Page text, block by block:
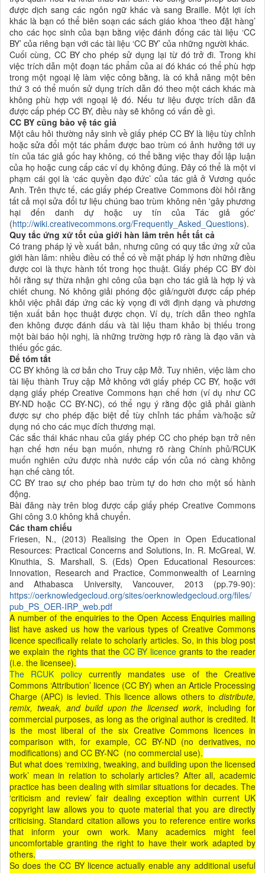
được dịch sang các ngôn ngữ khác và sang Braille. Một lợi ích
khác là bạn có thể biên soạn các sách giáo khoa ‘theo đặt hàng’
cho các học sinh của bạn bằng việc đánh đống các tài liệu ‘CC
BY’ của riêng bạn với các tài liệu ‘CC BY’ của những người khác.
Cuối cùng, CC BY cho phép sử dụng lại từ đó trở đi. Trong khi
việc trích dẫn một đoạn tác phẩm của ai đó khác có thể phù hợp
trong một ngoại lệ làm việc công bằng, là có khả năng một bên
thứ 3 có thể muốn sử dụng trích dẫn đó theo một cách khác mà
không phù hợp với ngoại lệ đó. Nếu tư liệu được trích dẫn đã
được cấp phép CC BY, điều này sẽ không có vấn đề gì.
CC BY cũng bảo vệ tác giả
Một câu hỏi thường nảy sinh về giấy phép CC BY là liệu tùy chỉnh
hoặc sửa đổi một tác phẩm được bao trùm có ảnh hưởng tới uy
tín của tác giả gốc hay không, có thể bằng việc thay đổi lập luận
của họ hoặc cung cấp các ví dụ không đúng. Đây có thể là một vi
phạm cái gọi là ‘các quyền đạo đức’ của tác giả ở Vương quốc
Anh. Trên thực tế, các giấy phép Creative Commons đòi hỏi rằng
tất cả mọi sửa đổi tư liệu chúng bao trùm không nên 'gây phương
hại đến danh dự hoặc uy tín của Tác giả gốc'
(http://wiki.creativecommons.org/Frequently_Asked_Questions).
Quy tắc ứng xử tốt của giới hàn lâm trên hết tất cả
Có trang pháp lý về xuất bản, nhưng cũng có quy tắc ứng xử của
giới hàn lâm: nhiều điều có thể có về mặt pháp lý hơn những điều
được coi là thực hành tốt trong học thuật. Giấy phép CC BY đòi
hỏi rằng sự thừa nhận ghi công của bạn cho tác giả là hợp lý và
chiết chung. Nó không giải phóng độc giả/người được cấp phép
khỏi việc phải đáp ứng các kỳ vọng đi với định dạng và phương
tiện xuất bản học thuật được chọn. Ví dụ, trích dẫn theo nghĩa
đen không được đánh dấu và tài liệu tham khảo bị thiếu trong
một bài báo hội nghị, là những trường hợp rõ ràng là đạo văn và
thiếu gốc gác.
Để tóm tắt
CC BY không là cơ bản cho Truy cập Mở. Tuy nhiên, việc làm cho
tài liệu thành Truy cập Mở không với giấy phép CC BY, hoặc với
dạng giấy phép Creative Commons hạn chế hơn (ví dụ như CC
BY-ND hoặc CC BY-NC), có thể ngụ ý rằng độc giả phải giành
được sự cho phép đặc biệt để tùy chỉnh tác phẩm và/hoặc sử
dụng nó cho các mục đích thương mại.
Các sắc thái khác nhau của giấy phép CC cho phép bạn trở nên
hạn chế hơn nếu bạn muốn, nhưng rõ ràng Chính phủ/RCUK
muốn nghiên cứu được nhà nước cấp vốn của nó càng không
hạn chế càng tốt.
CC BY trao sự cho phép bao trùm tự do hơn cho một số hành
động.
Bài đăng này trên blog được cấp giấy phép Creative Commons
Ghi công 3.0 không khả chuyển.
Các tham chiếu
Friesen, N., (2013) Realising the Open in Open Educational
Resources: Practical Concerns and Solutions, In. R. McGreal, W.
Kinuthia, S. Marshall, S. (Eds) Open Educational Resources:
Innovation, Research and Practice, Commonwealth of Learning
and Athabasca University, Vancouver, 2013 (pp.79-90):
https://oerknowledgecloud.org/sites/oerknowledgecloud.org/files/
pub_PS_OER-IRP_web.pdf
A number of the enquiries to the Open Access Enquiries mailing
list have asked us how the various types of Creative Commons
licence specifically relate to scholarly articles. So, in this blog post
we explain the rights that the CC BY licencegrants to the reader
(i.e. the licensee).
The RCUK policycurrently mandates use of the Creative
Commons ‘Attribution’ licence (CC BY) when an Article Processing
Charge (APC) is levied. This licence allows others to distribute,
remix, tweak, and build upon the licensed work, including for
commercial purposes, as long as the original author is credited. It
is the most liberal of the six Creative Commons licences in
comparison with, for example, CC BY-ND (no derivatives, no
modifications) and CC BY-NC (no commercial use).
But what does ‘remixing, tweaking, and building upon the licensed
work’ mean in relation to scholarly articles? After all, academic
practice has been dealing with similar situations for decades. The
‘criticism and review’ fair dealing exception within current UK
copyright law allows you to quote material that you are directly
criticising. Standard citation allows you to reference entire works
that inform your own work. Many academics might feel
uncomfortable granting the right to have their work adapted by
others.
So does the CC BY licence actually enable any additional useful